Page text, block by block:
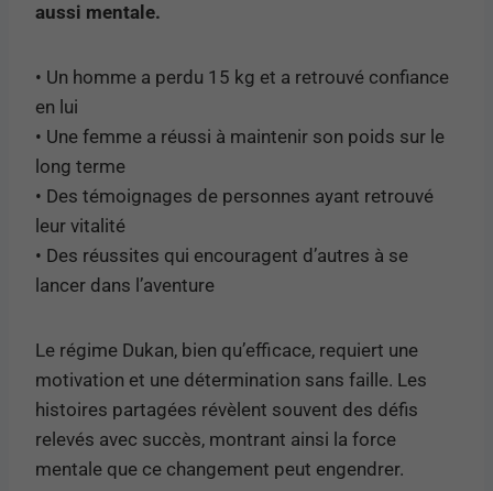
aussi mentale.
• Un homme a perdu 15 kg et a retrouvé confiance
en lui
• Une femme a réussi à maintenir son poids sur le
long terme
• Des témoignages de personnes ayant retrouvé
leur vitalité
• Des réussites qui encouragent d’autres à se
lancer dans l’aventure
Le régime Dukan, bien qu’efficace, requiert une
motivation et une détermination sans faille. Les
histoires partagées révèlent souvent des défis
relevés avec succès, montrant ainsi la force
mentale que ce changement peut engendrer.